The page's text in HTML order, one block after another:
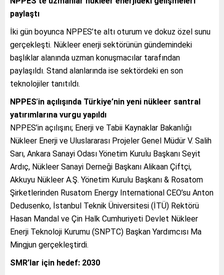
paylaştı
İki gün boyunca NPPES’te altı oturum ve dokuz özel sunu
gerçekleşti. Nükleer enerji sektörünün gündemindeki
başlıklar alanında uzman konuşmacılar tarafından
paylaşıldı. Stand alanlarında ise sektördeki en son
teknolojiler tanıtıldı.
NPPES’in açılışında Türkiye’nin yeni nükleer santral
yatırımlarına vurgu yapıldı
NPPES’in açılışını; Enerji ve Tabii Kaynaklar Bakanlığı
Nükleer Enerji ve Uluslararası Projeler Genel Müdür V. Salih
Sarı, Ankara Sanayi Odası Yönetim Kurulu Başkanı Seyit
Ardıç, Nükleer Sanayi Derneği Başkanı Alikaan Çiftçi,
Akkuyu Nükleer A.Ş. Yönetim Kurulu Başkanı & Rosatom
Şirketlerinden Rusatom Energy International CEO’su Anton
Dedusenko, İstanbul Teknik Üniversitesi (İTÜ) Rektörü
Hasan Mandal ve Çin Halk Cumhuriyeti Devlet Nükleer
Enerji Teknoloji Kurumu (SNPTC) Başkan Yardımcısı Ma
Mingjun gerçekleştirdi.
SMR’lar için hedef: 2030